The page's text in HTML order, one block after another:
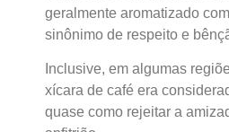
geralmente aromatizado
sinônimo de respeito e
Inclusive, em algumas
xícara de café era
quase como rejeitar a